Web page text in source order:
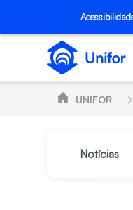
Skip to Main Content
UNIFOR
Notícias